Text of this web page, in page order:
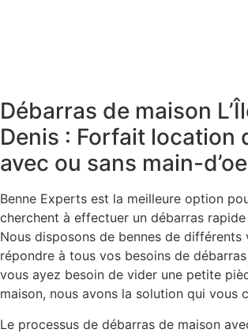
Débarras de maison
Denis : Forfait location
avec ou sans main-
Benne Experts est la meilleure option
cherchent à effectuer un débarras
Nous disposons de bennes de différents
répondre à tous vos besoins de
vous ayez besoin de vider une petite
maison, nous avons la solution qui vous
Le processus de débarras de maison